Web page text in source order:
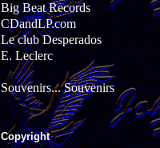
Big Beat Records
CDandLP.com
Le club Desperados
E. Leclerc
Souvenirs... Souvenirs
Copyright